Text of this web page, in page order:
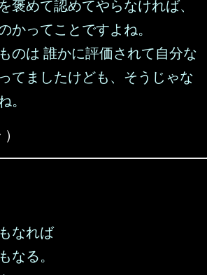
褒めて認めてやらなければ、
かってことですよね。
のは 誰かに評価されて自分な
てましたけども、そうじゃな
。
なれば
なる。